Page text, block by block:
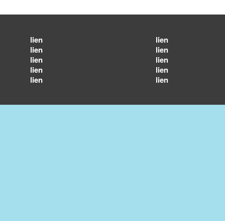
lien
lien
lien
lien
lien
lien
lien
lien
lien
lien